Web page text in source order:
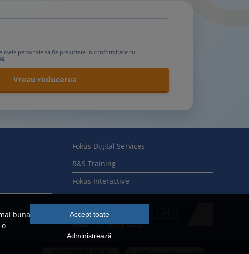
buna
Accept toate
Administrează
mele personale sa fie prelucrate in conformitate cu
Fokus Digital Services
R&S Training
Fokus Interactive